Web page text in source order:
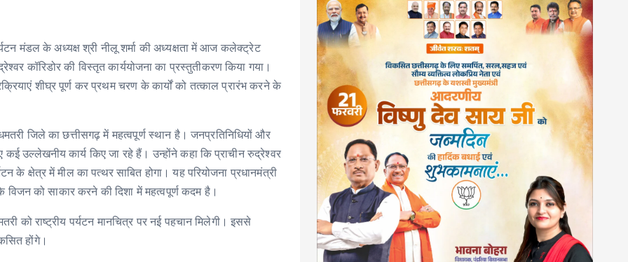
मंडल के अध्यक्ष श्री नीलू शर्मा की अध्यक्षता में आज कलेक्ट्रेट
कॉरिडोर की विस्तृत कार्ययोजना का प्रस्तुतीकरण किया गया।
शीघ्र पूर्ण कर प्रथम चरण के कार्यों को तत्काल प्रारंभ करने के
जिले का छत्तीसगढ़ में महत्वपूर्ण स्थान है। जनप्रतिनिधियों और
उल्लेखनीय कार्य किए जा रहे हैं। उन्होंने कहा कि प्राचीन रुद्रेश्वर
के क्षेत्र में मील का पत्थर साबित होगा। यह परियोजना प्रधानमंत्री
विजन को साकार करने की दिशा में महत्वपूर्ण कदम है।
को राष्ट्रीय पर्यटन मानचित्र पर नई पहचान मिलेगी। इससे
होंगे।